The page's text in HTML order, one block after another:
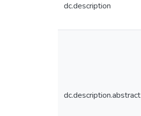
dc.description
dc.description.abstract